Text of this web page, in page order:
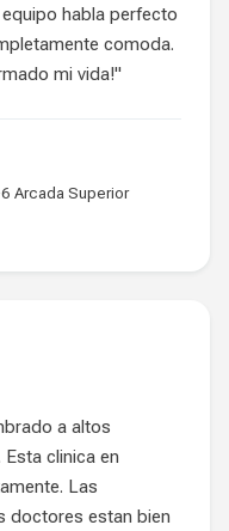
habla perfecto
comoda.
mi vida!"
Arcada Superior
a altos
clinica en
Las
doctores estan bien